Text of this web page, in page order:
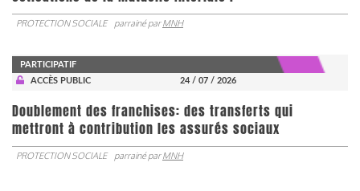
PROTECTION SOCIALE parrainé parMNH
PARTICIPATIF
ACCÈS PUBLIC
24 / 07 / 2026
Doublement des franchises: des transferts qui
mettront à contribution les assurés sociaux
PROTECTION SOCIALE parrainé parMNH